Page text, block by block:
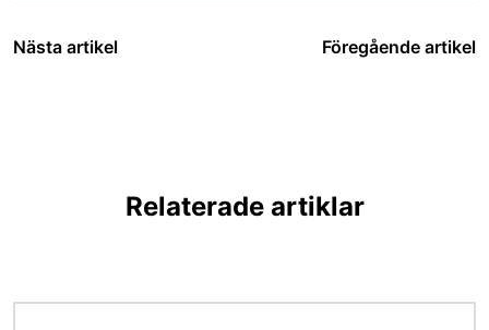
Nästa artikel Föregående artikel
Relaterade artiklar